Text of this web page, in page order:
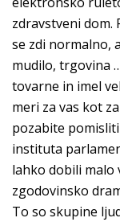
zdravstveni dom.
se zdi normalno,
mudilo, trgovina
tovarne in imel
meri za vas kot
pozabite
instituta
lahko dobili malo
zgodovinsko
To so skupine